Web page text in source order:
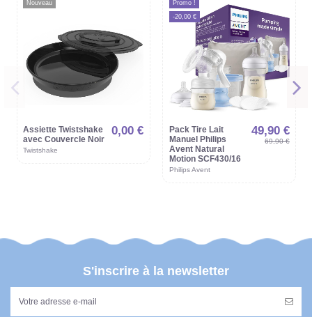
Nouveau
Assiette Twistshake
avec Couvercle Noir
Twistshake
0,00 €
Promo !
-20,00 €
Pack Tire Lait
Manuel Philips
Avent Natural
Motion SCF430/16
Philips Avent
49,90 €
69,90 €
S'inscrire à la newsletter